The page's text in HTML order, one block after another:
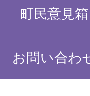
町民意見箱
お問い合わ